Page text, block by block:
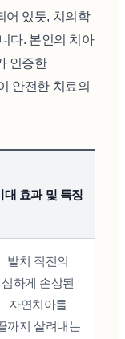
어 있듯, 치의학
다. 본인의 치아
인증한
안전한 치료의
대 효과 및 특징
발치 직전의
심하게 손상된
자연치아를
까지 살려내는